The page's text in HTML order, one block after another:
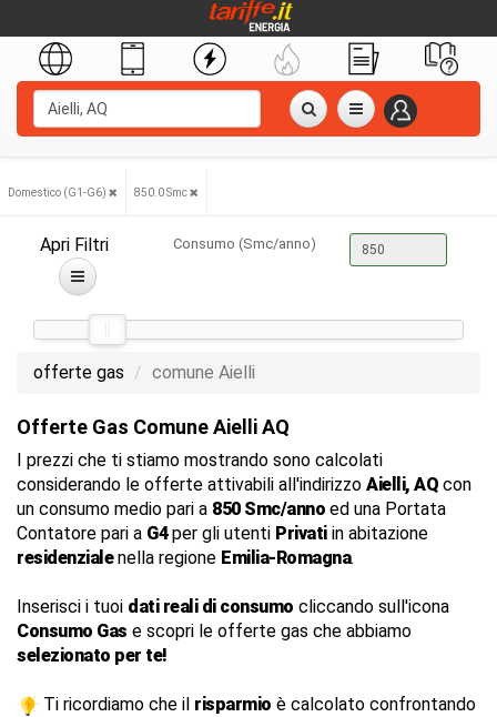
Domestico (G1-G6) 850.0 Smc
Apri Filtri Consumo (Smc/anno)
offerte gas comune Aielli
Offerte Gas Comune Aielli AQ
I prezzi che ti stiamo mostrando sono calcolati
considerando le offerte attivabili all'indirizzo Aielli, AQ con
un consumo medio pari a 850 Smc/anno ed una Portata
Contatore pari a G4per gli utenti Privatiin abitazione
residenzialenella regione Emilia-Romagna.
Inserisci i tuoi dati reali di consumo cliccando sull'icona
Consumo Gas e scopri le offerte gas che abbiamo
selezionato per te!
Ti ricordiamo che il risparmio è calcolato confrontando